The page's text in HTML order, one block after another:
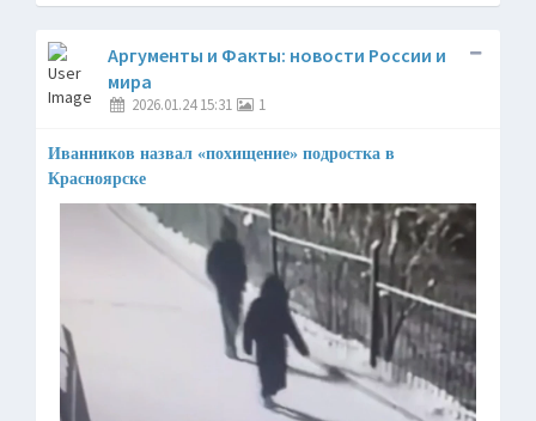
Аргументы и Факты: новости России и
мира
2026.01.24 15:31 1
Иванников назвал «похищение» подростка в
Красноярске